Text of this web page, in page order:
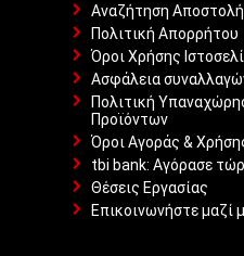
Αναζήτηση
Πολιτική Απορρήτου
Όροι Χρήσης
Ασφάλεια
Πολιτική
Προϊόντων
Όροι Αγοράς &
tbi bank: Αγόρασε
Θέσεις Εργασίας
Επικοινωνήστε μαζί